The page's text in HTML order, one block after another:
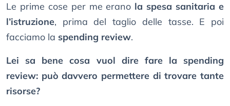
Le prime cose per me erano la spesa sanitaria e
l’istruzione, prima del taglio delle tasse. E poi
facciamo la spending review.
Lei sa bene cosa vuol dire fare la spending
review: può davvero permettere di trovare tante
risorse?